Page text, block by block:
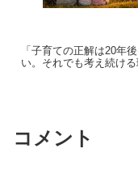
「子育ての正解は20年
い。それでも考え続ける
コメント